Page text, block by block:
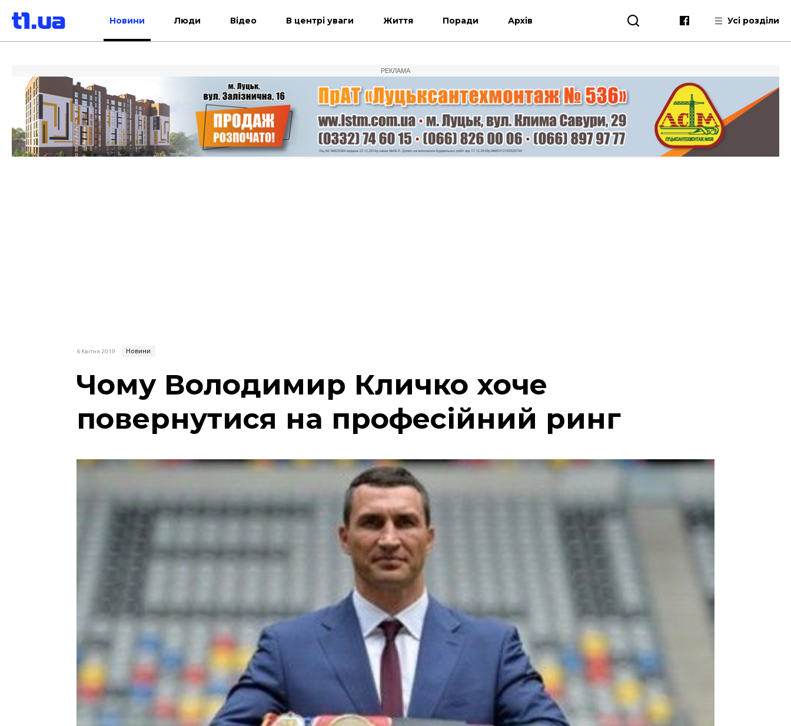
Новини Люди Відео В центрі уваги Життя Поради Архів Усі розділи
РЕКЛАМА
6 Квітня 2019 Новини
Чому Володимир Кличко хоче
повернутися на професійний ринг